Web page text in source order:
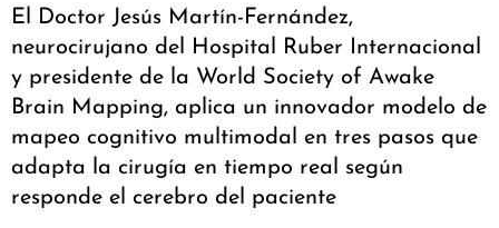
El Doctor Jesús Martín-Fernández,
neurocirujano del Hospital Ruber Internacional
y presidente de la World Society of Awake
Brain Mapping, aplica un innovador modelo de
mapeo cognitivo multimodal en tres pasos que
adapta la cirugía en tiempo real según
responde el cerebro del paciente